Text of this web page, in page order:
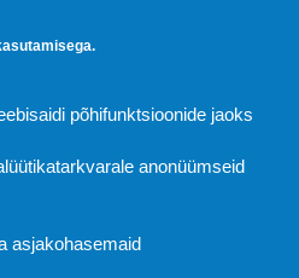
Uudised
OÜ © 2020
põhifunktsioonide jaoks
anonüümseid
asjakohasemaid